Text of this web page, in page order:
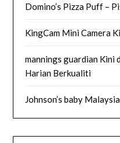
Domino’s Pizza Puff –
KingCam Mini Camera
mannings guardian Kini
Harian Berkualiti
Johnson’s baby